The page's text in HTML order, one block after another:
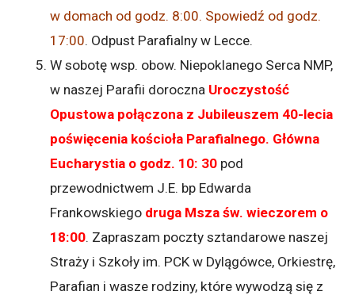
w domach od godz. 8:00. Spowiedź od godz.
17:00. Odpust Parafialny w Lecce.
W sobotę wsp. obow. Niepoklanego Serca NMP,
w naszej Parafii doroczna Uroczystość
Opustowa połączona z Jubileuszem 40-lecia
poświęcenia kościoła Parafialnego. Główna
Eucharystia o godz. 10: 30 pod
przewodnictwem J.E. bp Edwarda
Frankowskiego druga Msza św. wieczorem o
18:00. Zapraszam poczty sztandarowe naszej
Straży i Szkoły im. PCK w Dylągówce, Orkiestrę,
Parafian i wasze rodziny, które wywodzą się z